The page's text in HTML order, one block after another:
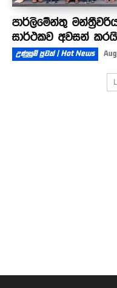
පාර්ලිමේන්තු
සාර්ථකව අවසන් කරයි
උණුසුම් පුවත් | Hot News